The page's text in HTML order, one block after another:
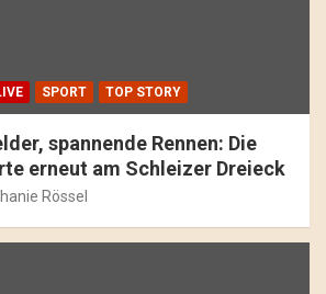
SPORT TOP STORY
spannende Rennen: Die
erneut am Schleizer Dreieck
Rössel